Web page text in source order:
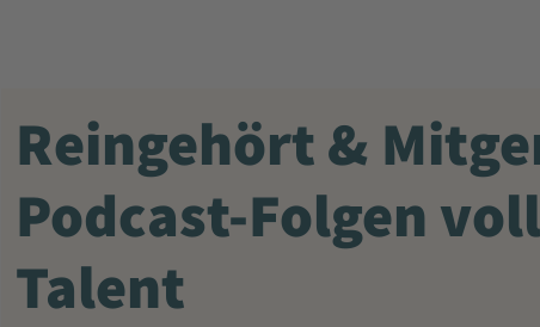
Reingehört &
Podcast-Folgen
Talent